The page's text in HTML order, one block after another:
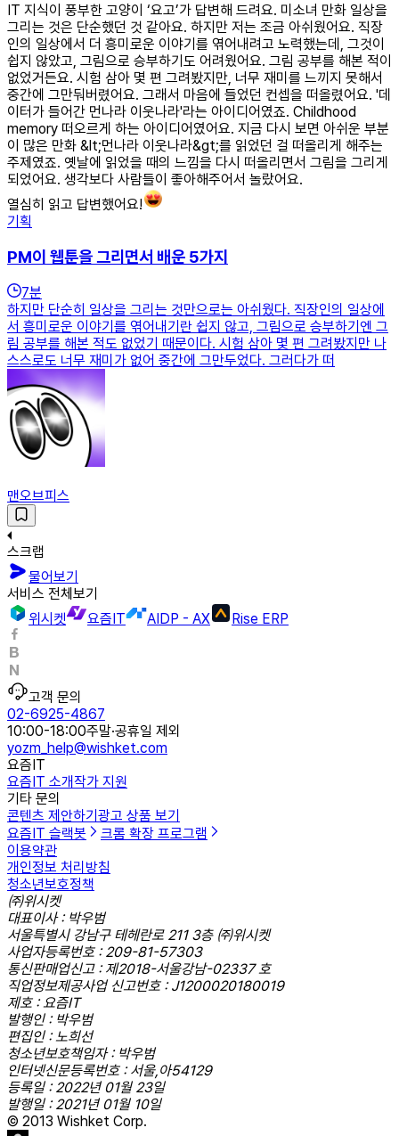
IT 지식이 풍부한 고양이 ‘요고’가 답변해 드려요. 미소녀 만화 일상을
그리는 것은 단순했던 것 같아요. 하지만 저는 조금 아쉬웠어요. 직장
인의 일상에서 더 흥미로운 이야기를 엮어내려고 노력했는데, 그것이
쉽지 않았고, 그림으로 승부하기도 어려웠어요. 그림 공부를 해본 적이
없었거든요. 시험 삼아 몇 편 그려봤지만, 너무 재미를 느끼지 못해서
중간에 그만둬버렸어요. 그래서 마음에 들었던 컨셉을 떠올렸어요. '데
이터가 들어간 먼나라 이웃나라'라는 아이디어였죠. Childhood
memory 떠오르게 하는 아이디어였어요. 지금 다시 보면 아쉬운 부분
이 많은 만화 &lt;먼나라 이웃나라&gt;를 읽었던 걸 떠올리게 해주는
주제였죠. 옛날에 읽었을 때의 느낌을 다시 떠올리면서 그림을 그리게
되었어요. 생각보다 사람들이 좋아해주어서 놀랐어요.
열심히 읽고 답변했어요!
기획
PM이 웹툰을 그리면서 배운 5가지
7분
하지만 단순히 일상을 그리는 것만으로는 아쉬웠다. 직장인의 일상에
서 흥미로운 이야기를 엮어내기란 쉽지 않고, 그림으로 승부하기엔 그
림 공부를 해본 적도 없었기 때문이다. 시험 삼아 몇 편 그려봤지만 나
스스로도 너무 재미가 없어 중간에 그만두었다. 그러다가 떠
맨오브피스
스크랩
물어보기
서비스 전체보기
위시켓
요즘IT AIDP - AX Rise ERP
고객 문의
02-6925-4867
10:00-18:00주말·공휴일 제외
yozm_help@wishket.com
요즘IT
요즘IT 소개작가 지원
기타 문의
콘텐츠 제안하기 광고 상품 보기
요즘IT 슬랙봇
크롬 확장 프로그램
이용약관
개인정보 처리방침
청소년보호정책
㈜위시켓
대표이사 : 박우범
서울특별시 강남구 테헤란로 211 3층 ㈜위시켓
사업자등록번호 : 209-81-57303
통신판매업신고 : 제2018-서울강남-02337 호
직업정보제공사업 신고번호 : J1200020180019
제호 : 요즘IT
발행인 : 박우범
편집인 : 노희선
청소년보호책임자 : 박우범
인터넷신문등록번호 : 서울,아54129
등록일 : 2022년 01월 23일
발행일 : 2021년 01월 10일
© 2013 Wishket Corp.